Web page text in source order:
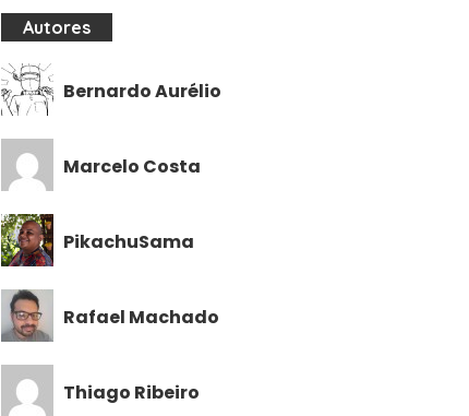
Autores
Bernardo Aurélio
Marcelo Costa
PikachuSama
Rafael Machado
Thiago Ribeiro